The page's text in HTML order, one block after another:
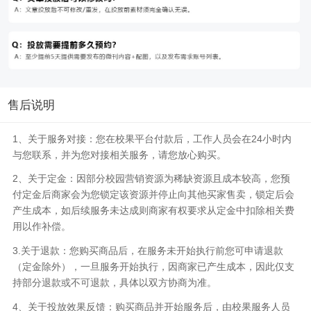
售后说明
1、关于服务对接：您在校果平台付款后，工作人员会在24小时内
与您联系，并为您对接相关服务，请您放心购买。
2、关于定金：因部分校园营销资源为稀缺资源且成本较高，您预
付定金后商家会为您锁定该资源并停止向其他买家售卖，锁定后会
产生成本，如后续服务未达成则商家有权要求从定金中扣除相关费
用以作补偿。
3.关于退款：您购买商品后，在服务未开始执行前您可申请退款
（定金除外），一旦服务开始执行，因商家已产生成本，因此仅支
持部分退款或不可退款，具体以双方协商为准。
4、关于投放效果反馈：购买商品并开始服务后，由校果服务人员